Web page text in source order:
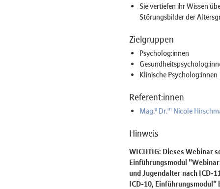
Sie vertiefen ihr Wissen
Störungsbilder der
Zielgruppen
Psycholog:innen
Klinische Psycholog:innen
Referent:innen
Mag. aDr. in Nicole
Hinweis
WICHTIG: Dieses Webinar
Einführungsmodul
und Jugendalter nach ICD-
ICD-10, Einführungsmodul"